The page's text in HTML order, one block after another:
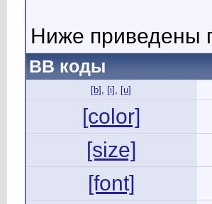
Ниже приведены
BB коды
[b] , [i] , [u]
[color]
[size]
[font]